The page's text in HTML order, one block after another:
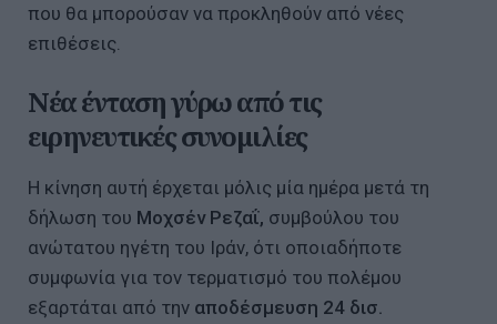
που θα μπορούσαν να προκληθούν από νέες
επιθέσεις.
Νέα ένταση γύρω από τις
ειρηνευτικές συνομιλίες
Η κίνηση αυτή έρχεται μόλις μία ημέρα μετά τη
δήλωση του Μοχσέν Ρεζαΐ, συμβούλου του
ανώτατου ηγέτη του Ιράν, ότι οποιαδήποτε
συμφωνία για τον τερματισμό του πολέμου
εξαρτάται από την αποδέσμευση 24 δισ.